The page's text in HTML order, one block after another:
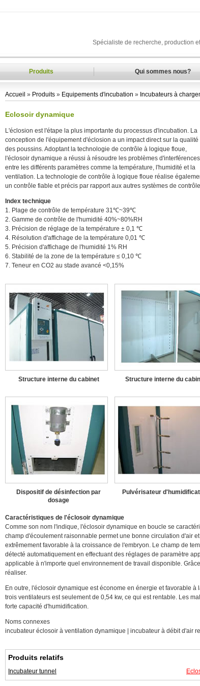
Spécialiste de recherche, production
Produits Qui sommes nous?
Accueil » Produits » Equipements d'incubation » Incubateurs à
Eclosoir dynamique
L'éclosion est l'étape la plus importante du processus d'incubation. La
conception de l'équipement d'éclosion a un impact direct sur ​​la qualité
des poussins. Adoptant la technologie de contrôle à logique floue,
l'éclosoir dynamique a réussi à résoudre les problèmes d'interférences
entre les différents paramètres comme la température, l'humidité et la
ventilation. La technologie de contrôle à logique floue réalise
un contrôle fiable et précis par rapport aux autres systèmes de
Index technique
1. Plage de contrôle de température 31℃~39℃
2. Gamme de contrôle de l'humidité 40%~80%RH
3. Précision de réglage de la température ± 0,1 ℃
4. Résolution d'affichage de la température 0,01 ℃
5. Précision d'affichage de l'humidité 1% RH
6. Stabilité de la zone de la température ≤ 0,10 ℃
7. Teneur en CO2 au stade avancé <0,15%
Structure interne du cabinet Structure interne du
Dispositif de désinfection par
dosage
Pulvérisateur
Caractéristiques de l'éclosoir dynamique
Comme son nom l'indique, l'éclosoir dynamique en boucle se
champ d'écoulement raisonnable permet une bonne circulation d'air
extrêmement favorable à la croissance de l'embryon. Le champ de
détecté automatiquement en effectuant des réglages de paramètre
applicable à n'importe quel environnement de travail disponible.
réaliser.
En outre, l'éclosoir dynamique est économe en énergie et favorable
trois ventilateurs est seulement de 0,54 kw, ce qui est rentable. Les
forte capacité d'humidification.
Noms connexes
incubateur éclosoir à ventilation dynamique | incubateur à débit d'air
Produits relatifs
Incubateur tunnel